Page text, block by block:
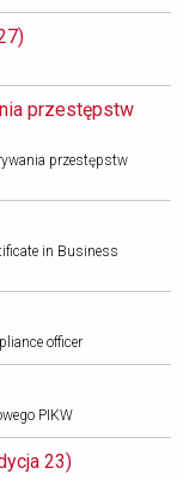
przestępstw
przestępstw
in Business
officer
PIKW
23)